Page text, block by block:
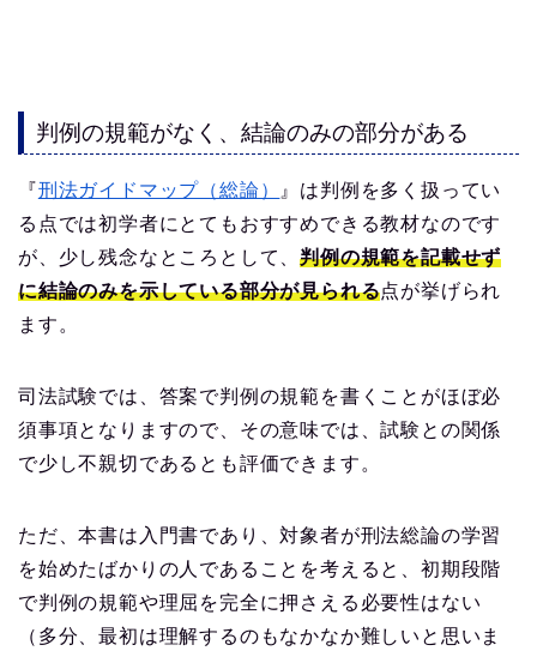
判例の規範がなく、結論のみの部分がある
『刑法ガイドマップ（総論）
』は判例を多く扱ってい
る点では初学者にとてもおすすめできる教材なのです
が、少し残念なところとして、判例の規範を記載せず
に結論のみを示している部分が見られる点が挙げられ
ます。
司法試験では、答案で判例の規範を書くことがほぼ必
須事項となりますので、その意味では、試験との関係
で少し不親切であるとも評価できます。
ただ、本書は入門書であり、対象者が刑法総論の学習
を始めたばかりの人であることを考えると、初期段階
で判例の規範や理屈を完全に押さえる必要性はない
（多分、最初は理解するのもなかなか難しいと思いま